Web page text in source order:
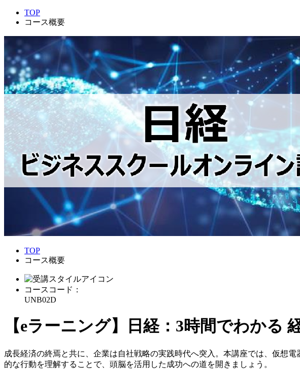
TOP
コース概要
TOP
コース概要
コースコード：
UNB02D
【eラーニング】日経：3時間でわかる
成長経済の終焉と共に、企業は自社戦略の実践時代へ突入。本講座では、仮想
的な行動を理解することで、頭脳を活用した成功への道を開きましょう。